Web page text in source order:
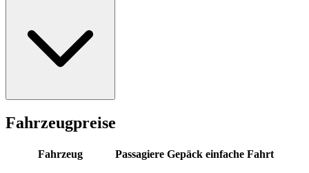
Fahrzeugpreise
Fahrzeug Passagiere Gepäck einfache Fahrt